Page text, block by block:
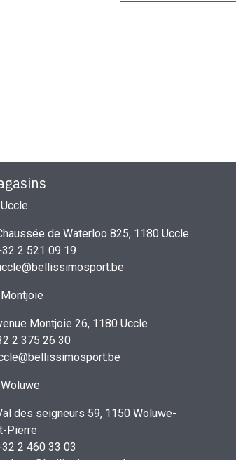
de Waterloo 825, 1180 Uccle
2 521 09 19
Montjoie 26, 1180 Uccle
2 375 26 30
des seigneurs 59, 1150 Woluwe-
Pierre
2 460 33 03